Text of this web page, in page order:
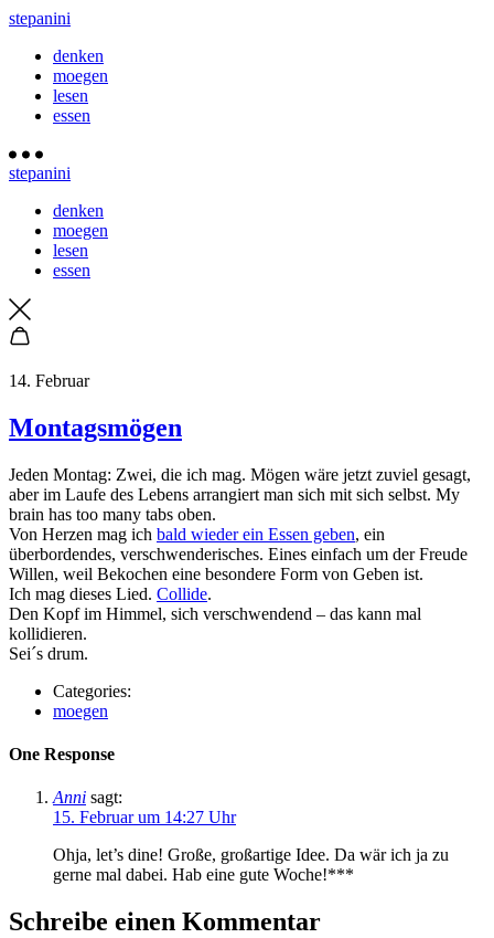
stepanini
denken
moegen
lesen
essen
stepanini
denken
moegen
lesen
essen
14. Februar
Montagsmögen
Jeden Montag: Zwei, die ich mag. Mögen wäre jetzt zuviel gesagt,
aber im Laufe des Lebens arrangiert man sich mit sich selbst. My
brain has too many tabs oben.
Von Herzen mag ich bald wieder ein Essen geben, ein
überbordendes, verschwenderisches. Eines einfach um der Freude
Willen, weil Bekochen eine besondere Form von Geben ist.
Ich mag dieses Lied. Collide.
Den Kopf im Himmel, sich verschwendend – das kann mal
kollidieren.
Sei´s drum.
Categories:
moegen
One Response
Anni sagt:
15. Februar um 14:27 Uhr
Ohja, let’s dine! Große, großartige Idee. Da wär ich ja zu
gerne mal dabei. Hab eine gute Woche!***
Schreibe einen Kommentar